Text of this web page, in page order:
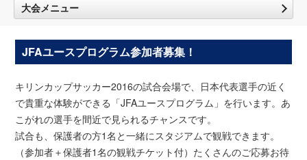
大会メニュー
JFAユースプログラム参加者募集！
キリンカップサッカー2016の試合会場で、日本代表選手の近く
で貴重な体験ができる「JFAユースプログラム」を行います。あ
こがれの選手を間近で見られるチャンスです。
試合も、保護者の方1名と一緒にスタジアムで観戦できます。
（参加者＋保護者1名の観戦チケット付）たくさんのご応募お待